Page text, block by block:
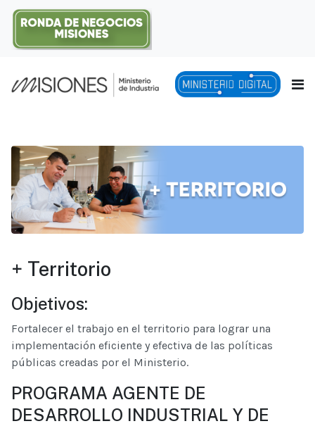
+ Territorio
Objetivos:
Fortalecer el trabajo en el territorio para lograr una
implementación eficiente y efectiva de las políticas
públicas creadas por el Ministerio.
PROGRAMA AGENTE DE
DESARROLLO INDUSTRIAL Y DE